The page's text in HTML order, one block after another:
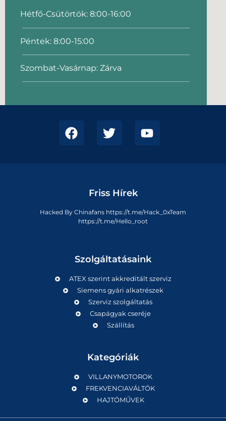
Hétfő-Csütörtök: 8:00-16:00
Péntek: 8:00-15:00
Szombat-Vasárnap: Zárva
Friss Hírek
Hacked By Chinafans https://t.me/Hack_0xTeam
https://t.me/Hello_root
Szolgáltatásaink
ATEX szerint akkreditált szerviz
Siemens gyári alkatrészek
Szerviz szolgáltatás
Csapágyak cseréje
Szállítás
Kategóriák
VILLANYMOTOROK
FREKVENCIAVÁLTÓK
HAJTÓMŰVEK